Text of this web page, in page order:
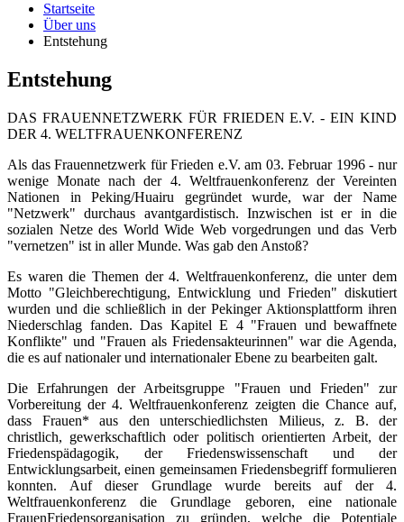
Startseite
Über uns
Entstehung
Entstehung
DAS FRAUENNETZWERK FÜR FRIEDEN E.V. - EIN KIND
DER 4. WELTFRAUENKONFERENZ
Als das Frauennetzwerk für Frieden e.V. am 03. Februar 1996 - nur
wenige Monate nach der 4. Weltfrauenkonferenz der Vereinten
Nationen in Peking/Huairu gegründet wurde, war der Name
"Netzwerk" durchaus avantgardistisch. Inzwischen ist er in die
sozialen Netze des World Wide Web vorgedrungen und das Verb
"vernetzen" ist in aller Munde. Was gab den Anstoß?
Es waren die Themen der 4. Weltfrauenkonferenz, die unter dem
Motto "Gleichberechtigung, Entwicklung und Frieden" diskutiert
wurden und die schließlich in der Pekinger Aktionsplattform ihren
Niederschlag fanden. Das Kapitel E 4 "Frauen und bewaffnete
Konflikte" und "Frauen als Friedensakteurinnen" war die Agenda,
die es auf nationaler und internationaler Ebene zu bearbeiten galt.
Die Erfahrungen der Arbeitsgruppe "Frauen und Frieden" zur
Vorbereitung der 4. Weltfrauenkonferenz zeigten die Chance auf,
dass Frauen* aus den unterschiedlichsten Milieus, z. B. der
christlich, gewerkschaftlich oder politisch orientierten Arbeit, der
Friedenspädagogik, der Friedenswissenschaft und der
Entwicklungsarbeit, einen gemeinsamen Friedensbegriff formulieren
konnten. Auf dieser Grundlage wurde bereits auf der 4.
Weltfrauenkonferenz die Grundlage geboren, eine nationale
FrauenFriedensorganisation zu gründen, welche die Potentiale